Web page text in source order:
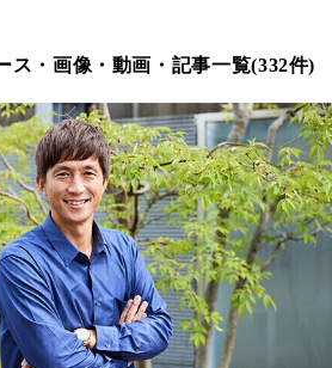
ス・画像・動画・記事一覧(332件)